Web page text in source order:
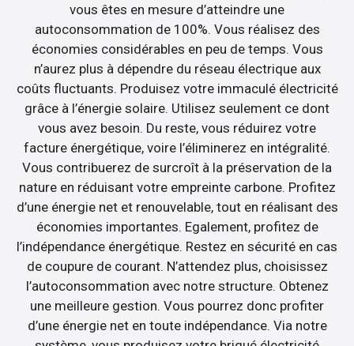
vous êtes en mesure d’atteindre une
autoconsommation de 100%. Vous réalisez des
économies considérables en peu de temps. Vous
n’aurez plus à dépendre du réseau électrique aux
coûts fluctuants. Produisez votre immaculé électricité
grâce à l’énergie solaire. Utilisez seulement ce dont
vous avez besoin. Du reste, vous réduirez votre
facture énergétique, voire l’éliminerez en intégralité.
Vous contribuerez de surcroît à la préservation de la
nature en réduisant votre empreinte carbone. Profitez
d’une énergie net et renouvelable, tout en réalisant des
économies importantes. Egalement, profitez de
l’indépendance énergétique. Restez en sécurité en cas
de coupure de courant. N’attendez plus, choisissez
l’autoconsommation avec notre structure. Obtenez
une meilleure gestion. Vous pourrez donc profiter
d’une énergie net en toute indépendance. Via notre